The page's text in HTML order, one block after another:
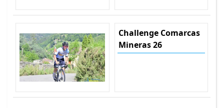
Challenge Comarcas
Mineras 26